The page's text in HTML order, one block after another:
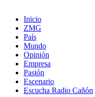
Inicio
ZMG
País
Mundo
Opinión
Empresa
Pasión
Escenario
Escucha Radio Cañón